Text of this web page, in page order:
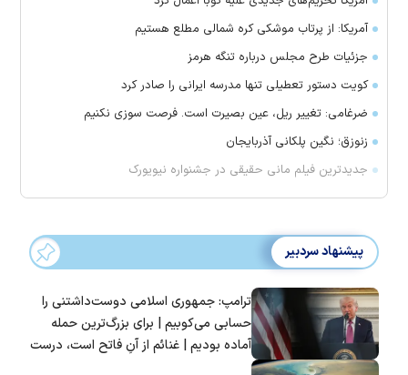
آمریکا: از پرتاب موشکی کره شمالی مطلع هستیم
جزئیات طرح مجلس درباره تنگه هرمز
کویت دستور تعطیلی تنها مدرسه ایرانی را صادر کرد
ضرغامی: تغییر ریل، عین بصیرت است. فرصت سوزی نکنیم
زنوزق؛ نگین پلکانی آذربایجان
جدیدترین فیلم مانی حقیقی در جشنواره نیویورک
پیشنهاد سردبیر
ترامپ: جمهوری اسلامی دوست‌داشتنی را
حسابی می‌کوبیم | برای بزرگ‌ترین حمله
آماده بودیم | غنائم از آنِ فاتح است، درست